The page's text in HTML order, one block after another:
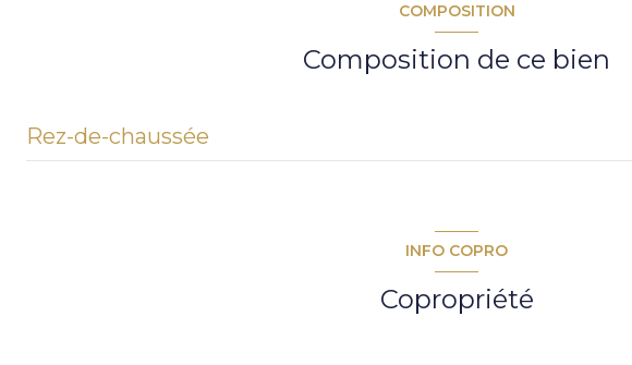
COMPOSITION
Composition de ce bien
Rez-de-chaussée
INFO COPRO
Copropriété